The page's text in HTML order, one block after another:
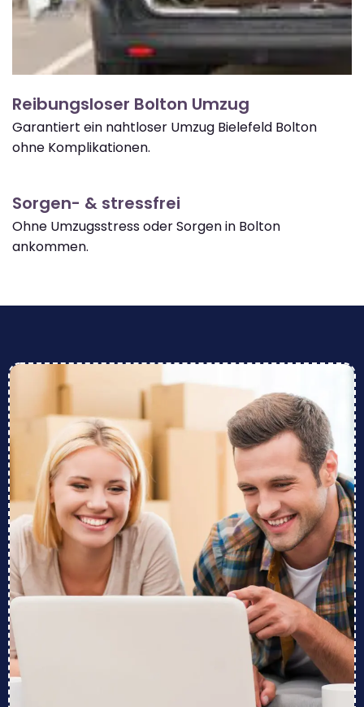
Reibungsloser Bolton Umzug
Garantiert ein nahtloser Umzug Bielefeld Bolton
ohne Komplikationen.
Sorgen- & stressfrei
Ohne Umzugsstress oder Sorgen in Bolton
ankommen.